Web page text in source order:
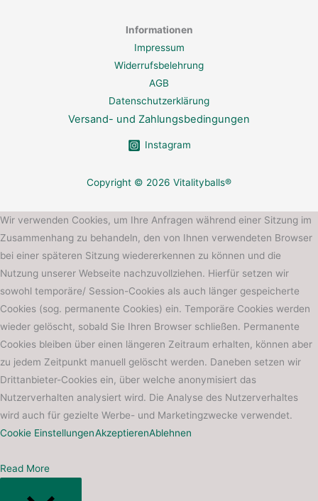
Informationen
Impressum
Widerrufsbelehrung
AGB
Datenschutzerklärung
Versand- und Zahlungsbedingungen
Instagram
Copyright © 2026 Vitalityballs®
Wir verwenden Cookies, um Ihre Anfragen während einer Sitzung im
Zusammenhang zu behandeln, den von Ihnen verwendeten Browser
bei einer späteren Sitzung wiedererkennen zu können und die
Nutzung unserer Webseite nachzuvollziehen. Hierfür setzen wir
sowohl temporäre/ Session-Cookies als auch länger gespeicherte
Cookies (sog. permanente Cookies) ein. Temporäre Cookies werden
wieder gelöscht, sobald Sie Ihren Browser schließen. Permanente
Cookies bleiben über einen längeren Zeitraum erhalten, können aber
zu jedem Zeitpunkt manuell gelöscht werden. Daneben setzen wir
Drittanbieter-Cookies ein, über welche anonymisiert das
Nutzerverhalten analysiert wird. Die Analyse des Nutzerverhaltes
wird auch für gezielte Werbe- und Marketingzwecke verwendet.
Cookie EinstellungenAkzeptierenAblehnen
Read More